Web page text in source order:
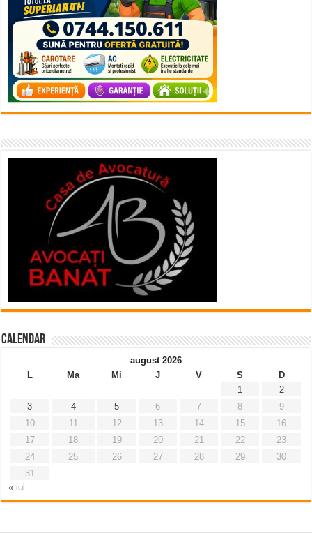
Calendar
august 2026
L
Ma Mi J V S
D
1
2
3
4 5 6 7 8
9
10
11 12 13 14 15
16
17
18 19 20 21 22
23
24
25 26 27 28 29
30
31
« iul.